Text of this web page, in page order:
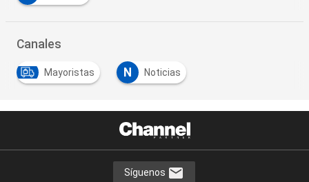
Canales
Mayoristas N Noticias
Síguenos